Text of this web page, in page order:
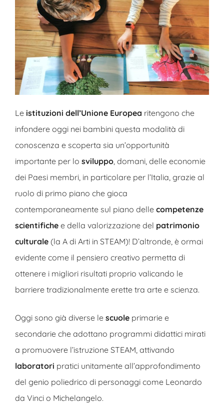
Le istituzioni dell’Unione Europea ritengono che
infondere oggi nei bambini questa modalità di
conoscenza e scoperta sia un’opportunità
importante per lo sviluppo, domani, delle economie
dei Paesi membri, in particolare per l’Italia, grazie al
ruolo di primo piano che gioca
contemporaneamente sul piano delle competenze
scientifiche e della valorizzazione del patrimonio
culturale (la A di Arti in STEAM)! D’altronde, è ormai
evidente come il pensiero creativo permetta di
ottenere i migliori risultati proprio valicando le
barriere tradizionalmente erette tra arte e scienza.
Oggi sono già diverse le scuole primarie e
secondarie che adottano programmi didattici mirati
a promuovere l’istruzione STEAM, attivando
laboratori pratici unitamente all’approfondimento
del genio poliedrico di personaggi come Leonardo
da Vinci o Michelangelo.